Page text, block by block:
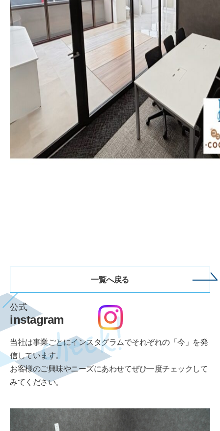
一覧へ戻る
公式
instagram
当社は事業ごとにインスタグラムでそれぞれの「今」を発
信しています。
お客様のご興味やニーズにあわせてぜひ一度チェックして
みてください。